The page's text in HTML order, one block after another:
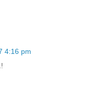
4:16 pm